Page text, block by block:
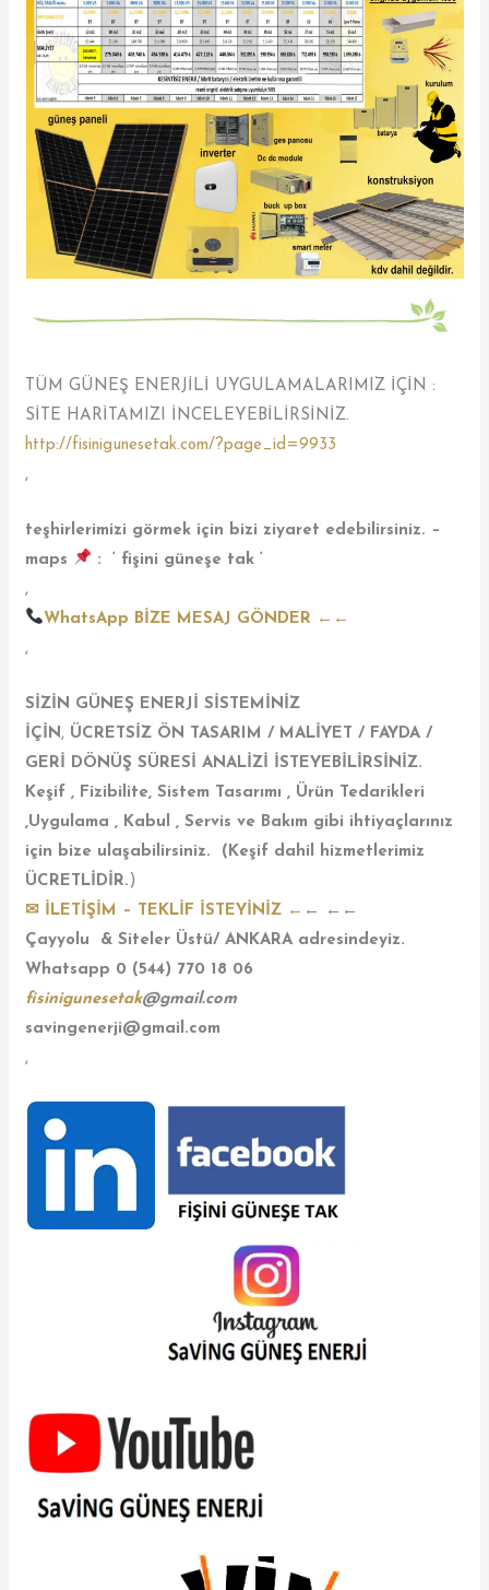
TÜM GÜNEŞ ENERJİLİ UYGULAMALARIMIZ İÇİN :
SİTE HARİTAMIZI İNCELEYEBİLİRSİNİZ.
http://fisinigunesetak.com/?page_id=9933
,
teşhirlerimizi görmek için bizi ziyaret edebilirsiniz. –
maps
: ‘ fişini güneşe tak ‘
,
WhatsApp BİZE MESAJ GÖNDER ←←
,
SİZİN GÜNEŞ ENERJİ SİSTEMİNİZ
İÇİN , ÜCRETSİZ ÖN TASARIM / MALİYET / FAYDA /
GERİ DÖNÜŞ SÜRESİ ANALİZİ İSTEYEBİLİRSİNİZ.
Keşif , Fizibilite, Sistem Tasarımı , Ürün Tedarikleri
,Uygulama , Kabul , Servis ve Bakım gibi ihtiyaçlarınız
için bize ulaşabilirsiniz. (Keşif dahil hizmetlerimiz
ÜCRETLİDİR. )
✉ İLETİŞİM – TEKLİF İSTEYİNİZ ← ← ←←
Çayyolu & Siteler Üstü/ ANKARA adresindeyiz.
Whatsapp 0 (544) 770 18 06
fisinigunesetak@gmail.com
savingenerji@gmail.com
,